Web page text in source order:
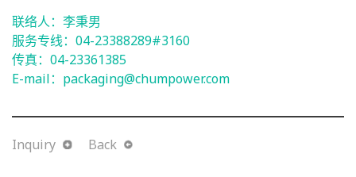
联络人：李秉男
服务专线：04-23388289#3160
传真：04-23361385
E-mail： packaging@chumpower.com
Inquiry Back